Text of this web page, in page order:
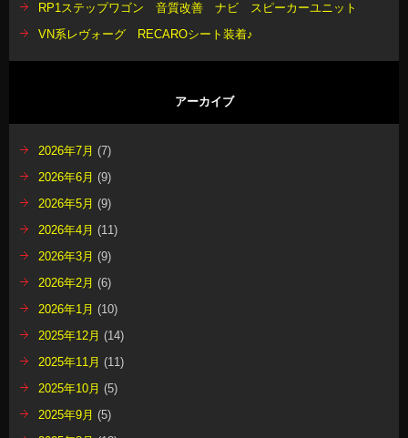
RP1ステップワゴン 音質改善 ナビ スピーカーユニット
VN系レヴォーグ RECAROシート装着♪
アーカイブ
2026年7月 (7)
2026年6月 (9)
2026年5月 (9)
2026年4月 (11)
2026年3月 (9)
2026年2月 (6)
2026年1月 (10)
2025年12月 (14)
2025年11月 (11)
2025年10月 (5)
2025年9月 (5)